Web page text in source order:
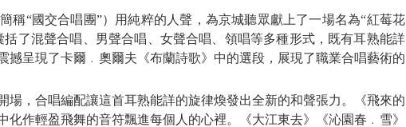
“國交合唱團”）用純粹的人聲，為京城聽眾獻上了一場名為“紅莓花
了混聲合唱、男聲合唱、女聲合唱、領唱等多種形式，既有耳熟能詳
撼呈現了卡爾﹒奧爾夫《布蘭詩歌》中的選段，展現了職業合唱藝術的
，合唱編配讓這首耳熟能詳的旋律煥發出全新的和聲張力。《飛來的
作輕盈飛舞的音符飄進每個人的心裡。《大江東去》《沁園春﹒雪》